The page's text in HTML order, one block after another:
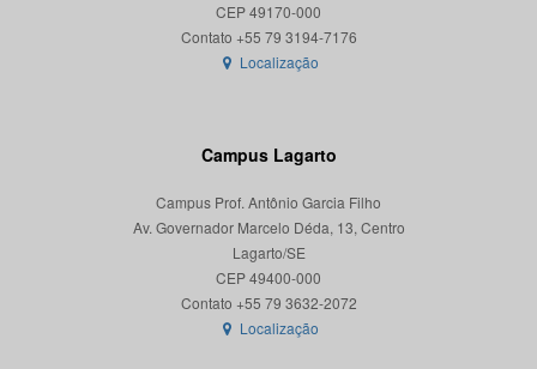
CEP 49170-000
Localização
Campus Lagarto
Campus Prof. Antônio Garcia Filho
Av. Governador Marcelo Déda, 13, Centro
Lagarto/SE
CEP 49400-000
Localização